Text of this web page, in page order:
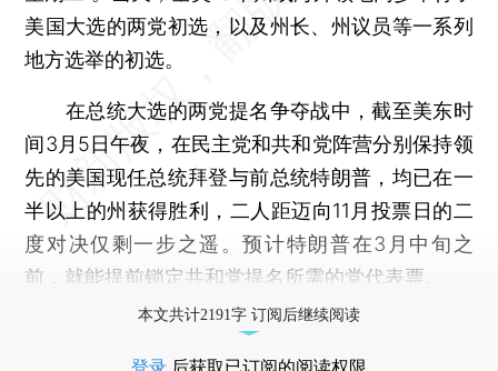
美国大选的两党初选，以及州长、州议员等一系列
地方选举的初选。
在总统大选的两党提名争夺战中，截至美东时
间3月5日午夜，在民主党和共和党阵营分别保持领
先的美国现任总统拜登与前总统特朗普，均已在一
半以上的州获得胜利，二人距迈向11月投票日的二
度对决仅剩一步之遥。预计特朗普在3月中旬之
前，就能提前锁定共和党提名所需的党代表票。
本文共计2191字 订阅后继续阅读
登录 后获取已订阅的阅读权限